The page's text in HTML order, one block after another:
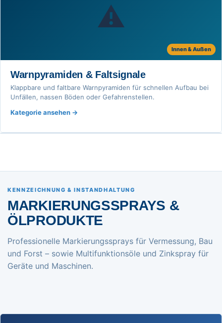
⚠️
Innen & Außen
Warnpyramiden & Faltsignale
Klappbare und faltbare Warnpyramiden für schnellen Aufbau bei
Unfällen, nassen Böden oder Gefahrenstellen.
Kategorie ansehen
KENNZEICHNUNG & INSTANDHALTUNG
MARKIERUNGSSPRAYS &
ÖLPRODUKTE
Professionelle Markierungssprays für Vermessung, Bau
und Forst – sowie Multifunktionsöle und Zinkspray für
Geräte und Maschinen.